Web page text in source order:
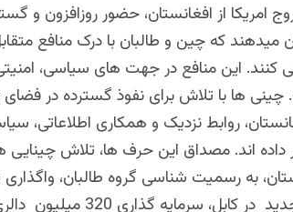
امریکا از افغانستان، حضور روزافزون و
که چین و طالبان با درک منافع
این منافع در جهت های سیاسی،
ها با تلاش برای نفوذ گسترده در فضای
روابط نزدیک و همکاری اطلاعاتی،
داده اند. مصداق این حرف ها، تلاش چینایی ها
به رسمیت شناسی گروه طالبان،
پکن و فرستادن سفیر جدید در